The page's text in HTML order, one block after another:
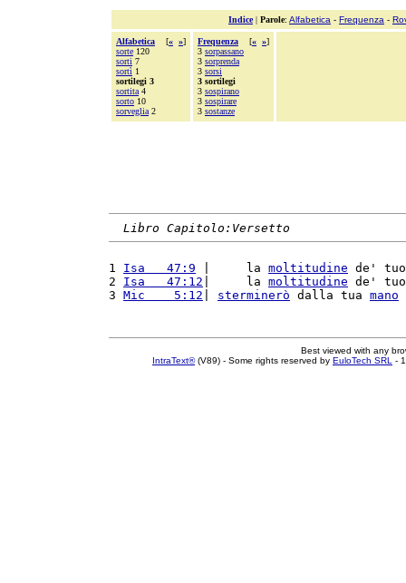
Indice| Parole: Alfabetica - Frequenza -
Alfabetica [« »]
sorte 120
sorti 7
sortì 1
sortilegi 3
sortita 4
sorto 10
sorveglia 2
Frequenza [« »]
3 sorpassano
3 sorprenda
3 sorsi
3 sortilegi
3 sospirano
3 sospirare
3 sostanze
Libro Capitolo:Versetto
1 Isa   47:9 |     la moltitudine de'
2 Isa   47:12 |     la moltitudine de'
3 Mic    5:12 sterminerò dalla tua mano
Best viewed with any
IntraText®(V89) - Some rights reserved by EuloTech SRL -